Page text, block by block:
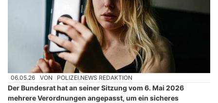
06.05.26 VON POLIZEI.NEWS REDAKTION
Der Bundesrat hat an seiner Sitzung vom 6. Mai 2026
mehrere Verordnungen angepasst, um ein sicheres